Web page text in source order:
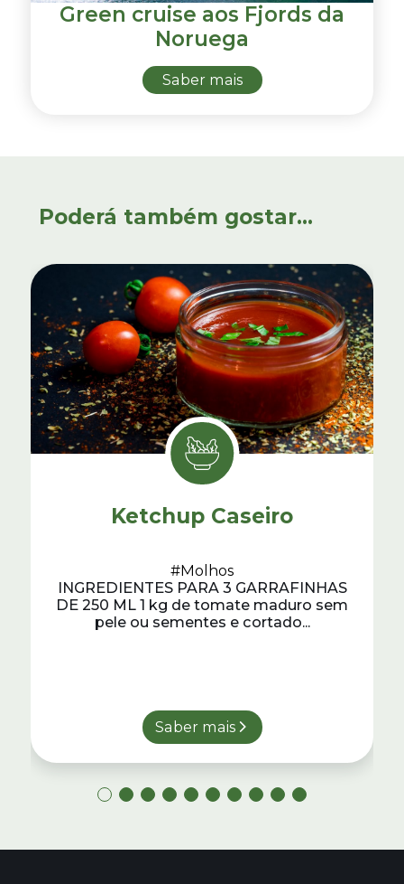
Green cruise aos Fjords da
Noruega
Saber mais
Poderá também gostar...
Ketchup Caseiro
#Molhos
INGREDIENTES PARA 3 GARRAFINHAS
DE 250 ML 1 kg de tomate maduro sem
pele ou sementes e cortado...
Saber mais